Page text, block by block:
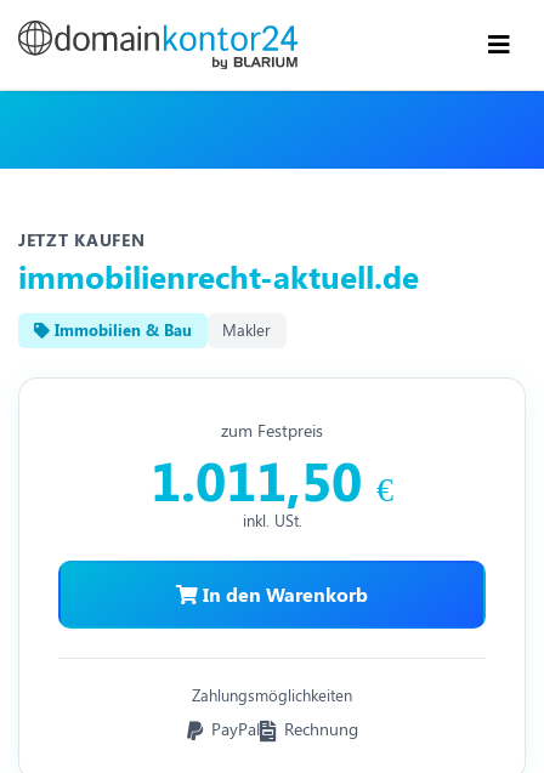
JETZT KAUFEN
immobilienrecht-aktuell.de
Immobilien & Bau Makler
zum Festpreis
1.011,50 €
inkl. USt.
In den Warenkorb
Zahlungsmöglichkeiten
PayPal Rechnung